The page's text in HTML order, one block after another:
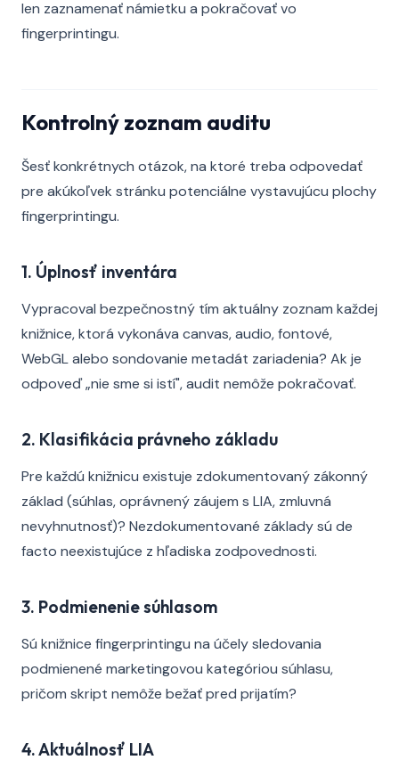
len zaznamenať námietku a pokračovať vo
fingerprintingu.
Kontrolný zoznam auditu
Šesť konkrétnych otázok, na ktoré treba odpovedať
pre akúkoľvek stránku potenciálne vystavujúcu plochy
fingerprintingu.
1. Úplnosť inventára
Vypracoval bezpečnostný tím aktuálny zoznam každej
knižnice, ktorá vykonáva canvas, audio, fontové,
WebGL alebo sondovanie metadát zariadenia? Ak je
odpoveď „nie sme si istí", audit nemôže pokračovať.
2. Klasifikácia právneho základu
Pre každú knižnicu existuje zdokumentovaný zákonný
základ (súhlas, oprávnený záujem s LIA, zmluvná
nevyhnutnosť)? Nezdokumentované základy sú de
facto neexistujúce z hľadiska zodpovednosti.
3. Podmienenie súhlasom
Sú knižnice fingerprintingu na účely sledovania
podmienené marketingovou kategóriou súhlasu,
pričom skript nemôže bežať pred prijatím?
4. Aktuálnosť LIA